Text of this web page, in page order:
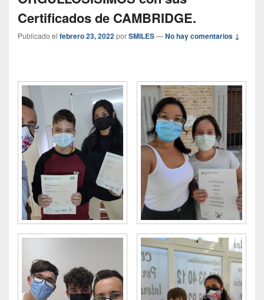
Certificados de CAMBRIDGE.
Publicado el febrero 23, 2022porSMILES—No hay comentarios ↓